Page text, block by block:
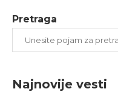
Pretraga
Najnovije vesti